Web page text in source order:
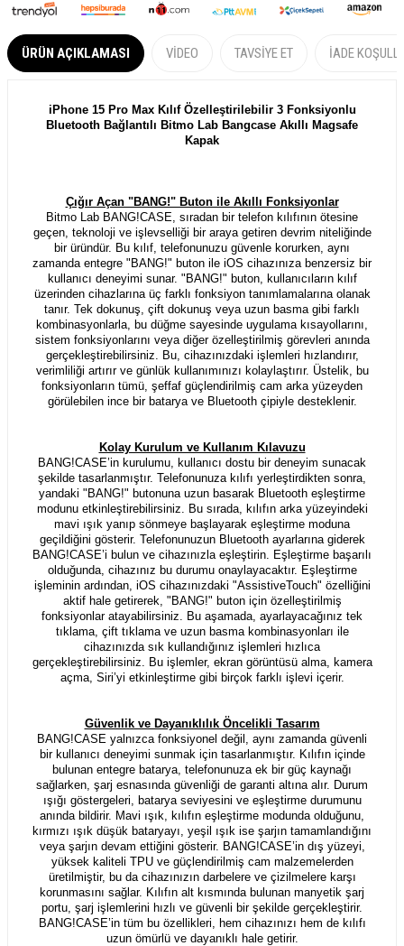
ÜRÜN AÇIKLAMASI VIDEO TAVSIYE ET İADE
iPhone 15 Pro Max Kılıf Özelleştirilebilir 3 Fonksiyonlu
Bluetooth Bağlantılı Bitmo Lab Bangcase Akıllı Magsafe
Kapak
Çığır Açan "BANG!" Buton ile Akıllı Fonksiyonlar
Bitmo Lab BANG!CASE, sıradan bir telefon kılıfının ötesine
geçen, teknoloji ve işlevselliği bir araya getiren devrim niteliğinde
bir üründür. Bu kılıf, telefonunuzu güvenle korurken, aynı
zamanda entegre "BANG!" buton ile iOS cihazınıza benzersiz bir
kullanıcı deneyimi sunar. "BANG!" buton, kullanıcıların kılıf
üzerinden cihazlarına üç farklı fonksiyon tanımlamalarına olanak
tanır. Tek dokunuş, çift dokunuş veya uzun basma gibi farklı
kombinasyonlarla, bu düğme sayesinde uygulama kısayollarını,
sistem fonksiyonlarını veya diğer özelleştirilmiş görevleri anında
gerçekleştirebilirsiniz. Bu, cihazınızdaki işlemleri hızlandırır,
verimliliği artırır ve günlük kullanımınızı kolaylaştırır. Üstelik, bu
fonksiyonların tümü, şeffaf güçlendirilmiş cam arka yüzeyden
görülebilen ince bir batarya ve Bluetooth çipiyle desteklenir.
Kolay Kurulum ve Kullanım Kılavuzu
BANG!CASE’in kurulumu, kullanıcı dostu bir deneyim sunacak
şekilde tasarlanmıştır. Telefonunuza kılıfı yerleştirdikten sonra,
yandaki "BANG!" butonuna uzun basarak Bluetooth eşleştirme
modunu etkinleştirebilirsiniz. Bu sırada, kılıfın arka yüzeyindeki
mavi ışık yanıp sönmeye başlayarak eşleştirme moduna
geçildiğini gösterir. Telefonunuzun Bluetooth ayarlarına giderek
BANG!CASE’i bulun ve cihazınızla eşleştirin. Eşleştirme başarılı
olduğunda, cihazınız bu durumu onaylayacaktır. Eşleştirme
işleminin ardından, iOS cihazınızdaki "AssistiveTouch" özelliğini
aktif hale getirerek, "BANG!" buton için özelleştirilmiş
fonksiyonlar atayabilirsiniz. Bu aşamada, ayarlayacağınız tek
tıklama, çift tıklama ve uzun basma kombinasyonları ile
cihazınızda sık kullandığınız işlemleri hızlıca
gerçekleştirebilirsiniz. Bu işlemler, ekran görüntüsü alma, kamera
açma, Siri’yi etkinleştirme gibi birçok farklı işlevi içerir.
Güvenlik ve Dayanıklılık Öncelikli Tasarım
BANG!CASE yalnızca fonksiyonel değil, aynı zamanda güvenli
bir kullanıcı deneyimi sunmak için tasarlanmıştır. Kılıfın içinde
bulunan entegre batarya, telefonunuza ek bir güç kaynağı
sağlarken, şarj esnasında güvenliği de garanti altına alır. Durum
ışığı göstergeleri, batarya seviyesini ve eşleştirme durumunu
anında bildirir. Mavi ışık, kılıfın eşleştirme modunda olduğunu,
kırmızı ışık düşük bataryayı, yeşil ışık ise şarjın tamamlandığını
veya şarjın devam ettiğini gösterir. BANG!CASE’in dış yüzeyi,
yüksek kaliteli TPU ve güçlendirilmiş cam malzemelerden
üretilmiştir, bu da cihazınızın darbelere ve çizilmelere karşı
korunmasını sağlar. Kılıfın alt kısmında bulunan manyetik şarj
portu, şarj işlemlerini hızlı ve güvenli bir şekilde gerçekleştirir.
BANG!CASE’in tüm bu özellikleri, hem cihazınızı hem de kılıfı
uzun ömürlü ve dayanıklı hale getirir.